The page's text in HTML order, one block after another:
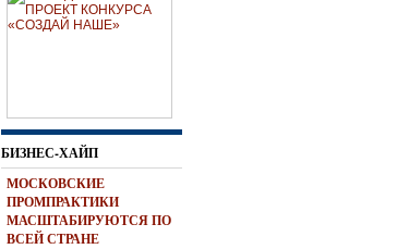
БИЗНЕС-ХАЙП
МОСКОВСКИЕ
ПРОМПРАКТИКИ
МАСШТАБИРУЮТСЯ ПО
ВСЕЙ СТРАНЕ